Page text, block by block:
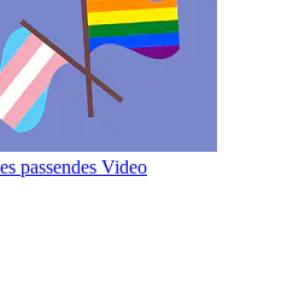
passendes Video